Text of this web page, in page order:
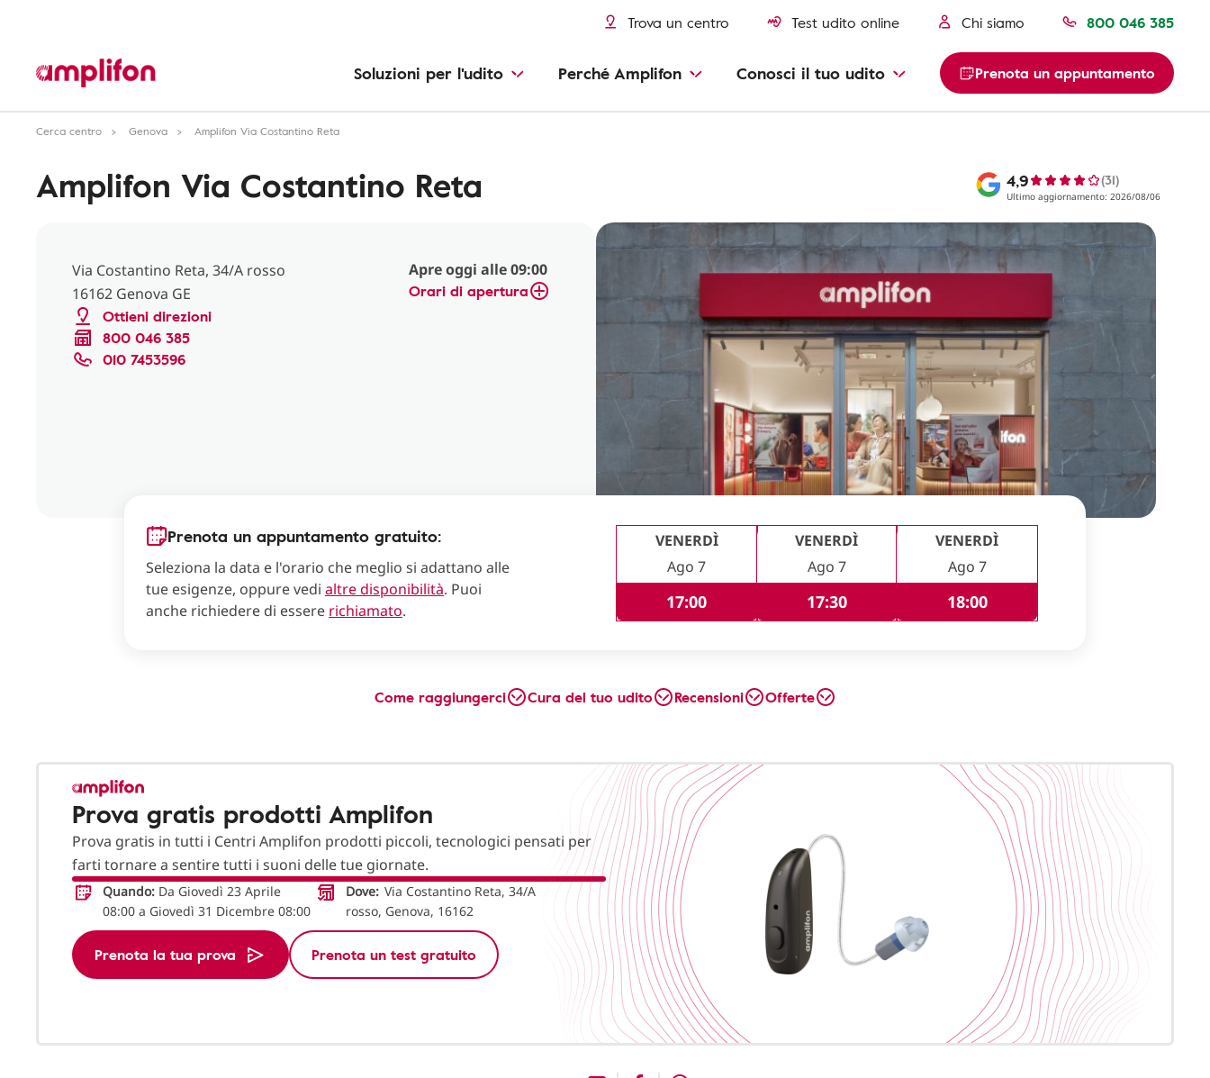
Trova un centro Test udito online Chi siamo 800 046 385
Soluzioni per l'udito Perché Amplifon Conosci il tuo udito Prenota un appuntamento
Cerca centro Genova Amplifon Via Costantino Reta
Amplifon Via Costantino Reta 4,9 (31)
Ultimo aggiornamento: 2026/08/06
Via Costantino Reta, 34/A rosso
16162 Genova GE
Ottieni direzioni
800 046 385
010 7453596
Apre oggi alle 09:00
Orari di apertura
Prenota un appuntamento gratuito:
Seleziona la data e l'orario che meglio si adattano alle
tue esigenze, oppure vedi altre disponibilità. Puoi
anche richiedere di essere richiamato.
VENERDÌ
Ago 7
17:00
VENERDÌ
Ago 7
17:30
VENERDÌ
Ago 7
18:00
Come raggiungerci Cura del tuo udito Recensioni Offerte
Prova gratis prodotti Amplifon
Prova gratis in tutti i Centri Amplifon prodotti piccoli, tecnologici pensati per
farti tornare a sentire tutti i suoni delle tue giornate.
Quando: Da Giovedì 23 Aprile
08:00 a Giovedì 31 Dicembre 08:00
Dove: Via Costantino Reta, 34/A
rosso, Genova, 16162
Prenota la tua prova Prenota un test gratuito